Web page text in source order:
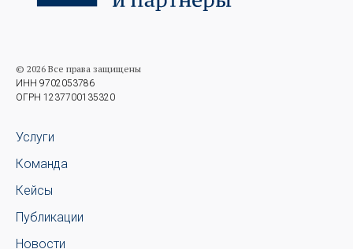
© 2026 Все права защищены
ИНН 9702053786
ОГРН 1237700135320
Услуги
Команда
Кейсы
Публикации
Новости